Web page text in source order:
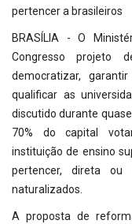
pertencer a brasileiros
BRASÍLIA - O
Congresso projeto
democratizar,
qualificar as
discutido durante
70% do capital
instituição de ensino
pertencer, direta ou
naturalizados.
A proposta de